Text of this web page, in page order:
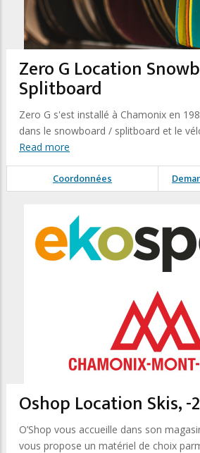
Zero G Location
Splitboard
Zero G s'est installé à Chamonix en
dans le snowboard / splitboard et le
Read more
Coordonnées
Oshop Location Skis, -
O’Shop vous accueille dans son
vous propose un matériel de choix